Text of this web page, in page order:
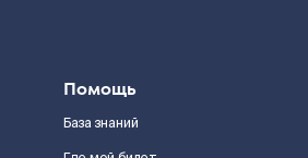
Помощь
База знаний